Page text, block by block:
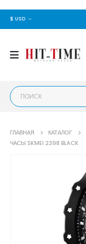
$ USD
ГЛАВНАЯ КАТАЛОГ
ЧАСЫ SKMEI 2398 BLACK